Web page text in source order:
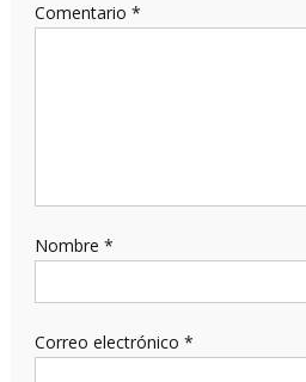
Comentario *
Nombre *
Correo electrónico *